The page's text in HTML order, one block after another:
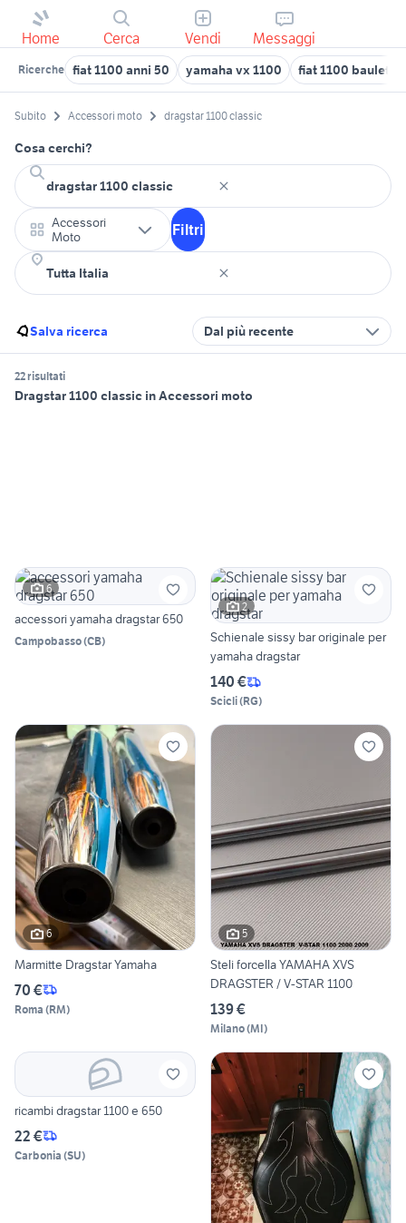
Home Cerca Vendi Messaggi
Ricerche fiat 1100 anni 50 yamaha vx 1100 fiat 1100 bauletto
Subito Accessori moto dragstar 1100 classic
Cosa cerchi?
Accessori
Moto
Filtri
Salva ricerca Dal più recente
22 risultati
Dragstar 1100 classic in Accessori moto
6
accessori yamaha dragstar 650
Campobasso(CB)
2
Schienale sissy bar originale per
yamaha dragstar
140 €
Scicli(RG)
6
Marmitte Dragstar Yamaha
70 €
Roma (RM)
5
Steli forcella YAMAHA XVS
DRAGSTER / V-STAR 1100
139 €
Milano(MI)
ricambi dragstar 1100 e 650
22 €
Carbonia (SU)